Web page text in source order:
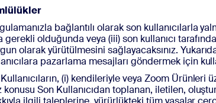
bağlantılı olarak son kullanıcılarla
gerekli olduğunda veya (iii) son kullanıcı
olarak yürütülmesini sağlayacaksınız.
pazarlama mesajları göndermek için
(i) kendileriyle veya Zoom
konusu Son Kullanıcıdan toplanan, iletilen,